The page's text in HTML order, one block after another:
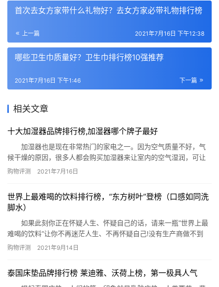
首次去女方家带什么礼物好？去女方家必带礼物排行榜
上一篇 2021年7月16日 下午12:38
哪些卫生巾质量好？卫生巾排行榜10强推荐
下一篇
2021年7月16日 下午1:46
相关文章
十大加湿器品牌排行榜,加湿器哪个牌子最好
加湿器也是现在非常热门的家电之一。因为空气质量不好，气
候干燥的原因，很多人都会购买加湿器来让室内的空气湿润，可让
人补补水。不过因为市场大，所以有很多品牌层出不穷，一低昂要
的、飞利浦、瑞士风、龙的、万利达、新飞.、艾美特、格力、伊莱
克斯 十…
购物评测 2021年7月16日
世界上最难喝的饮料排行榜，“东方树叶”登榜（口感如同洗
脚水）
如果此刻你正在怀疑人生、怀疑自己的话，请来一瓶“世界上最
难喝的饮料”让你不再迷茫人生、不再怀疑自己!没有生产商做不到
的，只有你想不到的!闲暇时刻来一瓶，一瓶提神醒脑、两瓶永不疲
饮料 近期，印度最新研制的一…
购物评测 2021年9月14日
泰国床垫品牌排行榜 莱迪雅、沃荷上榜，第一极具人气